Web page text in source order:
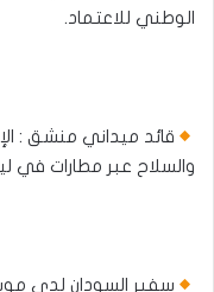
الوطني للاعتماد.
قائد ميداني منشق :
والسلاح عبر مطارات في
سفير السودان لدى